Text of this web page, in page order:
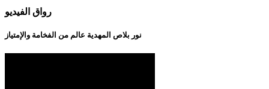
رواق الفيديو
نور بلاص المهدية عالم من الفخامة والإمتياز